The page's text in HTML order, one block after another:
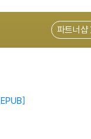
파트너샵
EPUB